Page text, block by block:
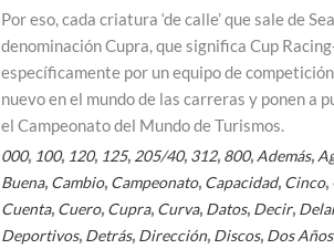
Por eso, cada criatura ‘de calle’ que sale de
denominación Cupra, que significa Cup
específicamente por un equipo de
nuevo en el mundo de las carreras y ponen a
el Campeonato del Mundo de Turismos.
000, 100, 120, 125, 205/40, 312, 800, Además,
Buena, Cambio, Campeonato, Capacidad, Cinco,
Cuenta, Cuero, Cupra, Curva, Datos, Decir,
Deportivos, Detrás, Dirección, Discos, Dos Años